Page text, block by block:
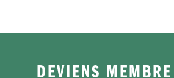
DEVIENS